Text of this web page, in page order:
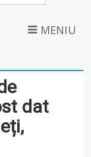
MENIU
dat